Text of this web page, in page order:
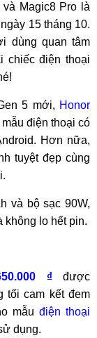
và Magic8 Pro là
15 tháng 10.
dùng quan tâm
chiếc điện thoại
5 mới, Honor
điện thoại có
Hơn nữa,
tuyệt đẹp cùng
và bộ sạc 90W,
không lo hết pin.
₫được
tối cam kết đem
mẫu điện thoại
dụng.